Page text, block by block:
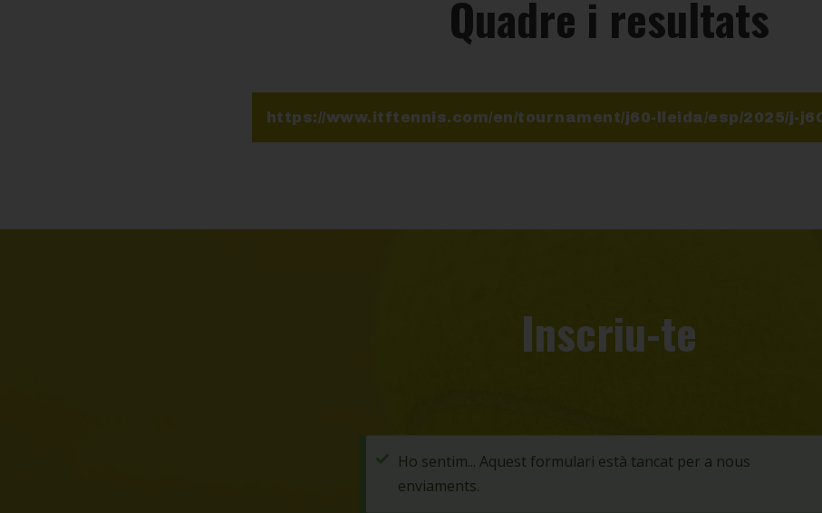
Quadre i resultats
https://www.itftennis.com/en/tournament/j60-lleida/esp/2025/j-
Inscriu-te
Missatge
Ho sentim... Aquest formulari està tancat per a nous
enviaments.